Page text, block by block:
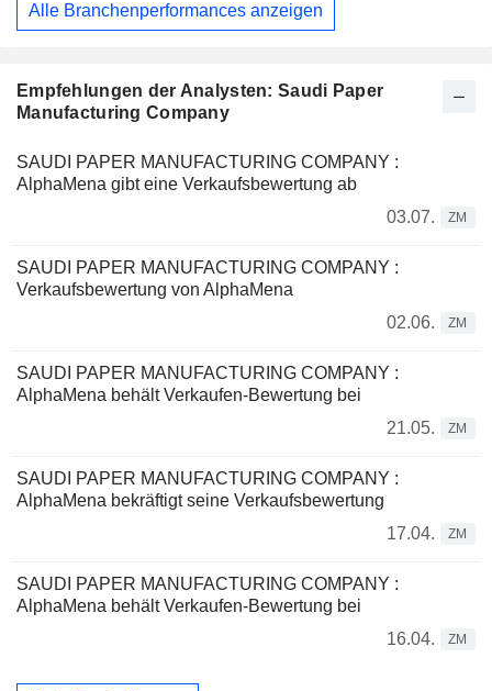
Empfehlungen der Analysten: Saudi Paper
Manufacturing Company
SAUDI PAPER MANUFACTURING COMPANY :
AlphaMena gibt eine Verkaufsbewertung ab
03.07.
ZM
SAUDI PAPER MANUFACTURING COMPANY :
Verkaufsbewertung von AlphaMena
02.06.
ZM
SAUDI PAPER MANUFACTURING COMPANY :
AlphaMena behält Verkaufen-Bewertung bei
21.05.
ZM
SAUDI PAPER MANUFACTURING COMPANY :
AlphaMena bekräftigt seine Verkaufsbewertung
17.04.
ZM
SAUDI PAPER MANUFACTURING COMPANY :
AlphaMena behält Verkaufen-Bewertung bei
16.04.
ZM
Alle Branchenperformances anzeigen